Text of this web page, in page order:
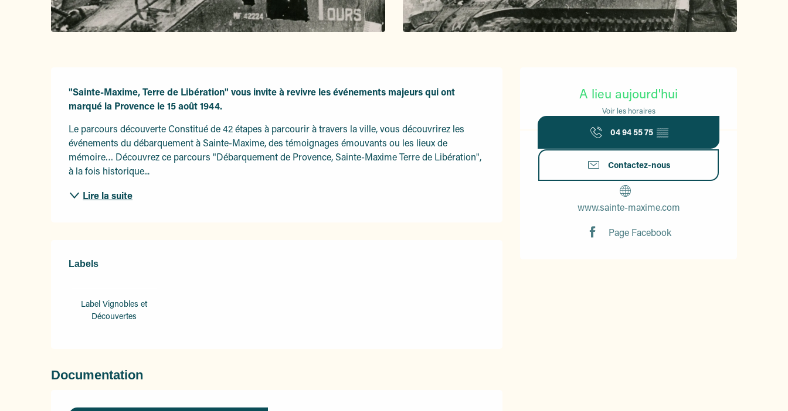
A lieu aujourd'hui
Voir les horaires
04 94 55 75 ▒▒
Contactez-nous
www.sainte-maxime.com
Page Facebook
"Sainte-Maxime, Terre de Libération" vous invite à revivre les événements majeurs qui ont
marqué la Provence le 15 août 1944.
Le parcours découverte Constitué de 42 étapes à parcourir à travers la ville, vous découvrirez les
événements du débarquement à Sainte-Maxime, des témoignages émouvants ou les lieux de
mémoire… Découvrez ce parcours "Débarquement de Provence, Sainte-Maxime Terre de Libération",
à la fois historique...
Lire la suite
Offres de prestations
Labels
Labels
Label Vignobles et
Découvertes
Documentation